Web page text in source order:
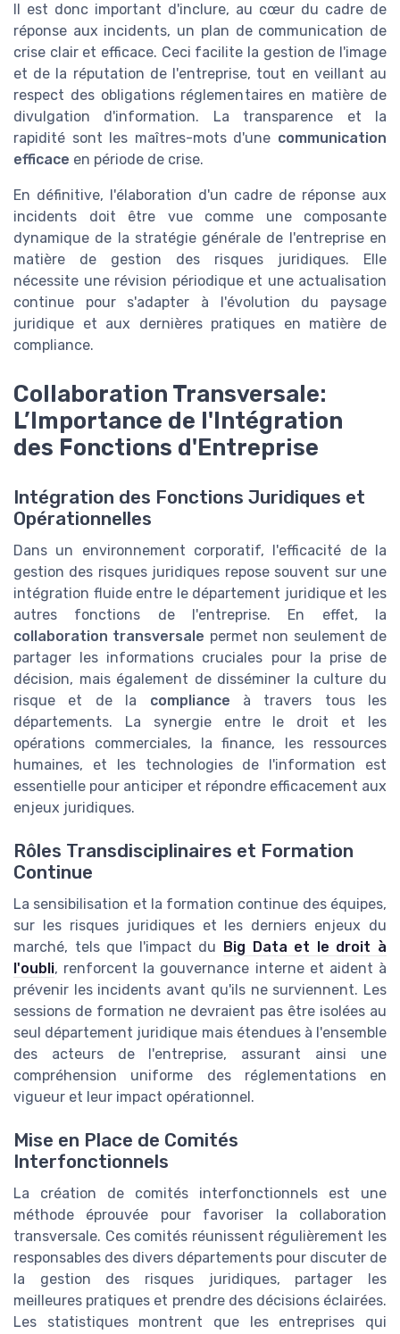
Il est donc important d'inclure, au cœur du cadre de
réponse aux incidents, un plan de communication de
crise clair et efficace. Ceci facilite la gestion de l'image
et de la réputation de l'entreprise, tout en veillant au
respect des obligations réglementaires en matière de
divulgation d'information. La transparence et la
rapidité sont les maîtres-mots d'une communication
efficace en période de crise.
En définitive, l'élaboration d'un cadre de réponse aux
incidents doit être vue comme une composante
dynamique de la stratégie générale de l'entreprise en
matière de gestion des risques juridiques. Elle
nécessite une révision périodique et une actualisation
continue pour s'adapter à l'évolution du paysage
juridique et aux dernières pratiques en matière de
compliance.
Collaboration Transversale:
L’Importance de l'Intégration
des Fonctions d'Entreprise
Intégration des Fonctions Juridiques et
Opérationnelles
Dans un environnement corporatif, l'efficacité de la
gestion des risques juridiques repose souvent sur une
intégration fluide entre le département juridique et les
autres fonctions de l'entreprise. En effet, la
collaboration transversale permet non seulement de
partager les informations cruciales pour la prise de
décision, mais également de disséminer la culture du
risque et de la compliance à travers tous les
départements. La synergie entre le droit et les
opérations commerciales, la finance, les ressources
humaines, et les technologies de l'information est
essentielle pour anticiper et répondre efficacement aux
enjeux juridiques.
Rôles Transdisciplinaires et Formation
Continue
La sensibilisation et la formation continue des équipes,
sur les risques juridiques et les derniers enjeux du
marché, tels que l'impact du Big Data et le droit à
l'oubli, renforcent la gouvernance interne et aident à
prévenir les incidents avant qu'ils ne surviennent. Les
sessions de formation ne devraient pas être isolées au
seul département juridique mais étendues à l'ensemble
des acteurs de l'entreprise, assurant ainsi une
compréhension uniforme des réglementations en
vigueur et leur impact opérationnel.
Mise en Place de Comités
Interfonctionnels
La création de comités interfonctionnels est une
méthode éprouvée pour favoriser la collaboration
transversale. Ces comités réunissent régulièrement les
responsables des divers départements pour discuter de
la gestion des risques juridiques, partager les
meilleures pratiques et prendre des décisions éclairées.
Les statistiques montrent que les entreprises qui